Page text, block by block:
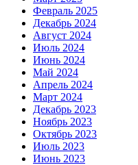
Февраль 2025
Декабрь 2024
Август 2024
Июль 2024
Июнь 2024
Май 2024
Апрель 2024
Март 2024
Декабрь 2023
Ноябрь 2023
Октябрь 2023
Июль 2023
Июнь 2023